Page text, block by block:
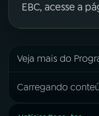
EBC, acesse a
Veja mais do
Carregando